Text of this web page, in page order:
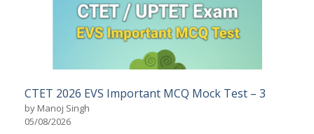
CTET 2026 EVS Important MCQ Mock Test – 3
by Manoj Singh
05/08/2026